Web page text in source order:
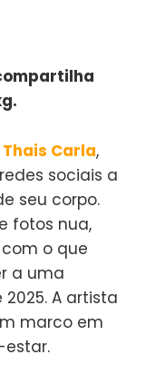
Thais Carla,
sociais a
seu corpo.
fotos nua,
o que
a uma
A artista
marco em